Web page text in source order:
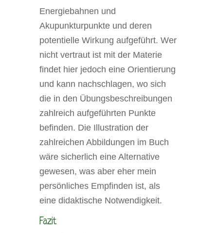
Energiebahnen und
Akupunkturpunkte und deren
potentielle Wirkung aufgeführt. Wer
nicht vertraut ist mit der Materie
findet hier jedoch eine Orientierung
und kann nachschlagen, wo sich
die in den Übungsbeschreibungen
zahlreich aufgeführten Punkte
befinden. Die Illustration der
zahlreichen Abbildungen im Buch
wäre sicherlich eine Alternative
gewesen, was aber eher mein
persönliches Empfinden ist, als
eine didaktische Notwendigkeit.
Fazit